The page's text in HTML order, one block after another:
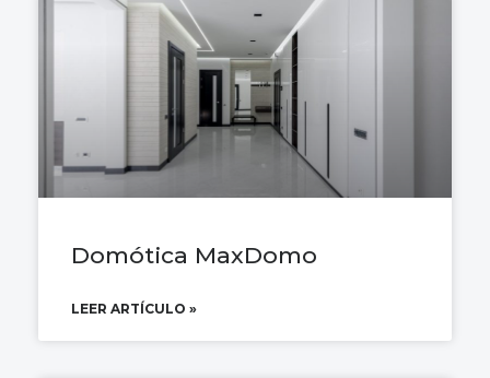
Domótica MaxDomo
LEER ARTÍCULO »